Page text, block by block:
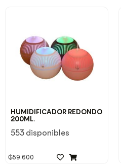
HUMIDIFICADOR REDONDO
200ML.
553 disponibles
₲59.600